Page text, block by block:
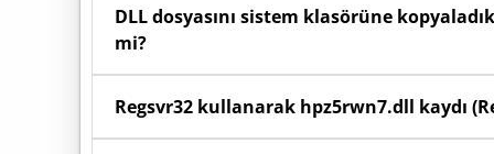
DLL dosyasını sistem klasörüne
mi?
işleyebilmesi için dosyayı attıktan sonra
Regsvr32 kullanarak hpz5rwn7.dll kaydı